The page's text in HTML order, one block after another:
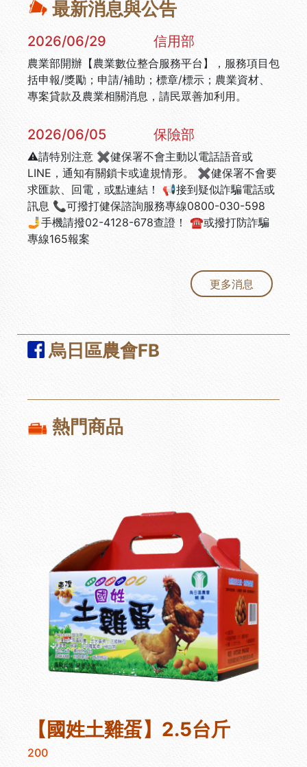
最新消息與公告
2026/06/29 信用部
農業部開辦【農業數位整合服務平台】，服務項目包
括申報/獎勵；申請/補助；標章/標示；農業資材、
專案貸款及農業相關消息，請民眾善加利用。
2026/06/05 保險部
⚠️請特別注意 ✖️健保署不會主動以電話語音或
LINE，通知有關鎖卡或違規情形。 ✖️健保署不會要
求匯款、回電，或點連結！ 📢接到疑似詐騙電話或
訊息 📞可撥打健保諮詢服務專線0800-030-598
🤳手機請撥02-4128-678查證！ ☎️或撥打防詐騙
專線165報案
更多消息
烏日區農會FB
熱門商品
【國姓土雞蛋】2.5台斤
200